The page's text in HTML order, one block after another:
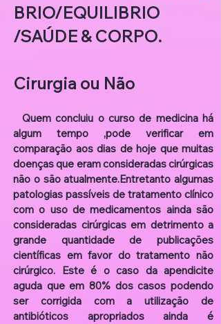
BRIO​/EQUILIBRIO
/SAÚDE & CORPO.
Cirurgia ou Não
Quem concluiu o curso de medicina há
algum tempo ,pode verificar em
comparação aos dias de hoje que muitas
doenças que eram consideradas cirúrgicas
não o são atualmente.Entretanto algumas
patologias passíveis de tratamento clínico
com o uso de medicamentos ainda são
consideradas cirúrgicas em detrimento a
grande quantidade de publicações
científicas em favor do tratamento não
cirúrgico. Este é o caso da apendicite
aguda que em 80% dos casos podendo
ser corrigida com a utilização de
antibióticos apropriados ainda é